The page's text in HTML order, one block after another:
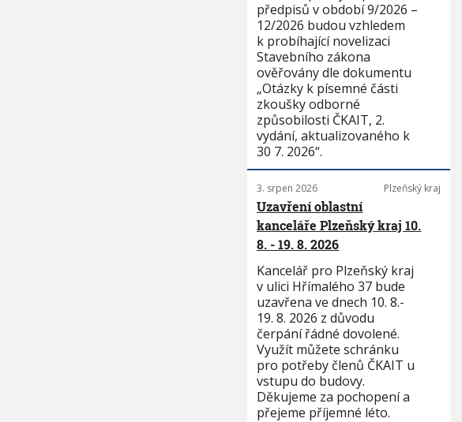
předpisů v období 9/2026 –
12/2026 budou vzhledem
k probíhající novelizaci
Stavebního zákona
ověřovány dle dokumentu
„Otázky k písemné části
zkoušky odborné
způsobilosti ČKAIT, 2.
vydání, aktualizovaného k
30 7. 2026“.
3. srpen 2026 Plzeňský kraj
Uzavření oblastní
kanceláře Plzeňský kraj 10.
8. - 19. 8. 2026
Kancelář pro Plzeňský kraj
v ulici Hřímalého 37 bude
uzavřena ve dnech 10. 8.-
19. 8. 2026 z důvodu
čerpání řádné dovolené.
Využít můžete schránku
pro potřeby členů ČKAIT u
vstupu do budovy.
Děkujeme za pochopení a
přejeme příjemné léto.